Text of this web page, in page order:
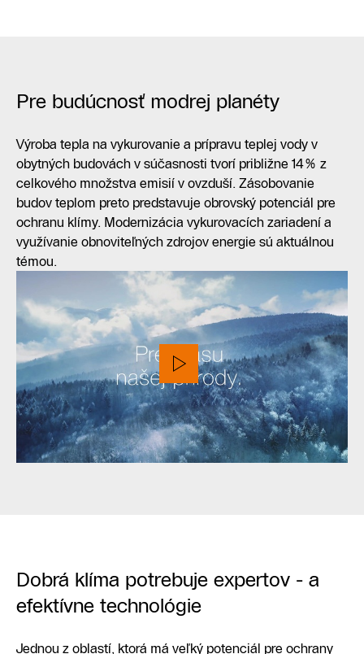
Pre budúcnosť modrej planéty
Výroba tepla na vykurovanie a prípravu teplej vody v
obytných budovách v súčasnosti tvorí približne 14% z
celkového množstva emisií v ovzduší. Zásobovanie
budov teplom preto predstavuje obrovský potenciál pre
ochranu klímy. Modernizácia vykurovacích zariadení a
využívanie obnoviteľných zdrojov energie sú aktuálnou
témou.
Dobrá klíma potrebuje expertov - a
efektívne technológie
Jednou z oblastí, ktorá má veľký potenciál pre ochrany